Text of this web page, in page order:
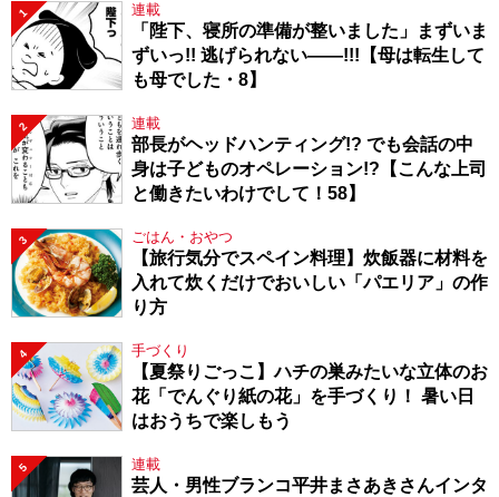
1 連載
「陛下、寝所の準備が整いました」まずいま
ずいっ!! 逃げられない――!!!【母は転生して
も母でした・8】
2 連載
部長がヘッドハンティング!? でも会話の中
身は子どものオペレーション!?【こんな上司
と働きたいわけでして！58】
3 ごはん・おやつ
【旅行気分でスペイン料理】炊飯器に材料を
入れて炊くだけでおいしい「パエリア」の作
り方
4 手づくり
【夏祭りごっこ】ハチの巣みたいな立体のお
花「でんぐり紙の花」を手づくり！ 暑い日
はおうちで楽しもう
5 連載
芸人・男性ブランコ平井まさあきさんインタ